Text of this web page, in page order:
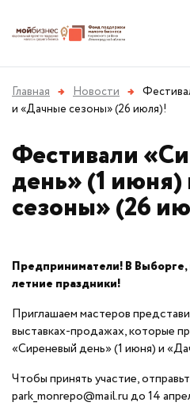
Главная → Новости →
и «Дачные сезоны» (26 июля)!
Фестивали
день» (1
сезоны» (26
Предприниматели! В
летние праздники!
Приглашаем мастеров
выставках-продажах, которые
«Сиреневый день» (1 июня) и
Чтобы принять участие,
park_monrepo@mail.ru до 14